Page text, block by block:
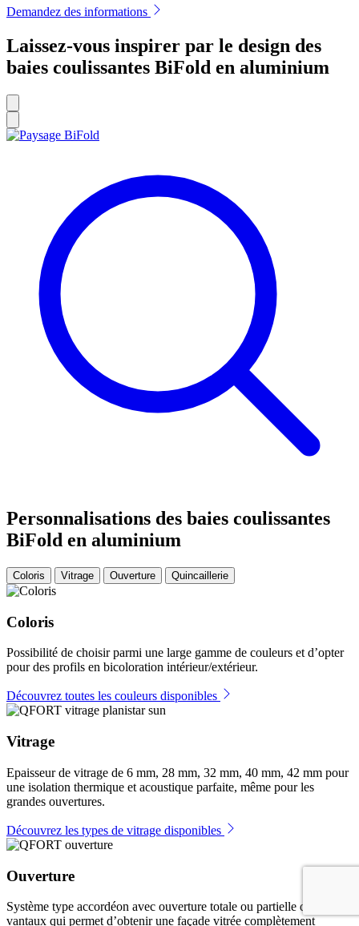
Demandez des informations
Laissez-vous inspirer par le design des
baies coulissantes BiFold en aluminium
Personnalisations des baies coulissantes
BiFold en aluminium
Coloris Vitrage Ouverture Quincaillerie
Coloris
Possibilité de choisir parmi une large gamme de couleurs et d’opter
pour des profils en bicoloration intérieur/extérieur.
Découvrez toutes les couleurs disponibles
Vitrage
Epaisseur de vitrage de 6 mm, 28 mm, 32 mm, 40 mm, 42 mm pour
une isolation thermique et acoustique parfaite, même pour les
grandes ouvertures.
Découvrez les types de vitrage disponibles
Ouverture
Système type accordéon avec ouverture totale ou partielle de
vantaux qui permet d’obtenir une façade vitrée complètement